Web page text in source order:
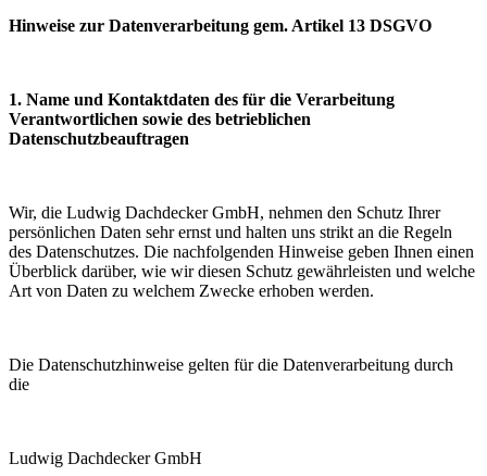
Hinweise zur Datenverarbeitung gem. Artikel 13 DSGVO
1. Name und Kontaktdaten des für die Verarbeitung
Verantwortlichen sowie des betrieblichen
Datenschutzbeauftragen
Wir, die Ludwig Dachdecker GmbH, nehmen den Schutz Ihrer
persönlichen Daten sehr ernst und halten uns strikt an die Regeln
des Datenschutzes. Die nachfolgenden Hinweise geben Ihnen einen
Überblick darüber, wie wir diesen Schutz gewährleisten und welche
Art von Daten zu welchem Zwecke erhoben werden.
Die Datenschutzhinweise gelten für die Datenverarbeitung durch
die
Ludwig Dachdecker GmbH